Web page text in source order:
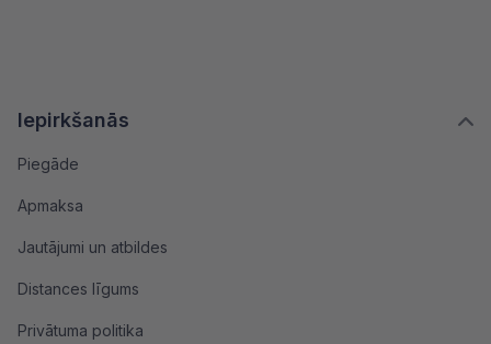
Iepirkšanās
Piegāde
Apmaksa
Jautājumi un atbildes
Distances līgums
Privātuma politika